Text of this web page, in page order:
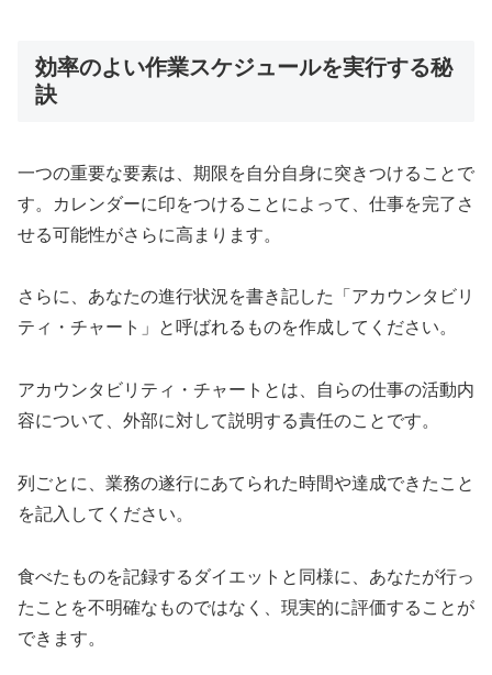
効率のよい作業スケジュールを実行する秘
訣
一つの重要な要素は、期限を自分自身に突きつけることで
す。カレンダーに印をつけることによって、仕事を完了さ
せる可能性がさらに高まります。
さらに、あなたの進行状況を書き記した「アカウンタビリ
ティ・チャート」と呼ばれるものを作成してください。
アカウンタビリティ・チャートとは、自らの仕事の活動内
容について、外部に対して説明する責任のことです。
列ごとに、業務の遂行にあてられた時間や達成できたこと
を記入してください。
食べたものを記録するダイエットと同様に、あなたが行っ
たことを不明確なものではなく、現実的に評価することが
できます。